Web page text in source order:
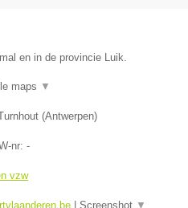
en in de provincie Luik.
maps ▼
(Antwerpen)
nr: -
vzw
Screenshot ▼